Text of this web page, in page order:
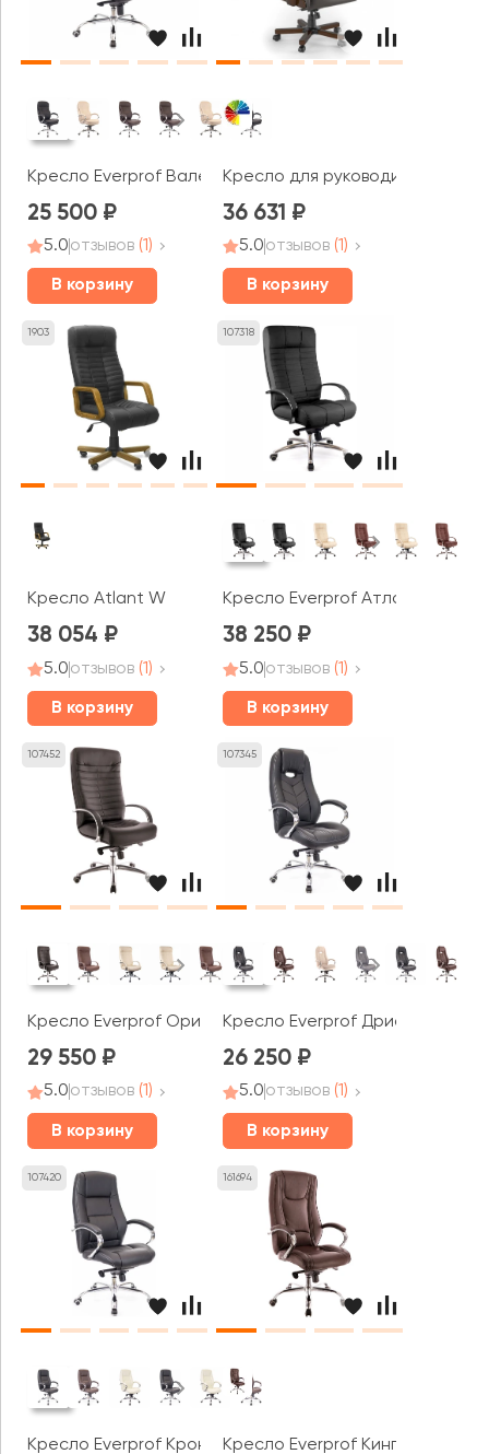
Кресло Everprof Валенсия М / Valencia M
25 500
5.0отзывов (1)
В корзину
Кресло для руководителя
36 631
5.0отзывов (1)
В корзину
1903
Кресло Atlant W
38 054
5.0отзывов (1)
В корзину
107318
Кресло Everprof Атлант АЛ М /
38 250
5.0отзывов (1)
В корзину
107452
Кресло Everprof Орион АЛ М / Orion AL M
29 550
5.0отзывов (1)
В корзину
107345
Кресло Everprof Дрифт М / Drift
26 250
5.0отзывов (1)
В корзину
107420
Кресло Everprof Крон М / Kron M
161694
Кресло Everprof Кинг М / King M